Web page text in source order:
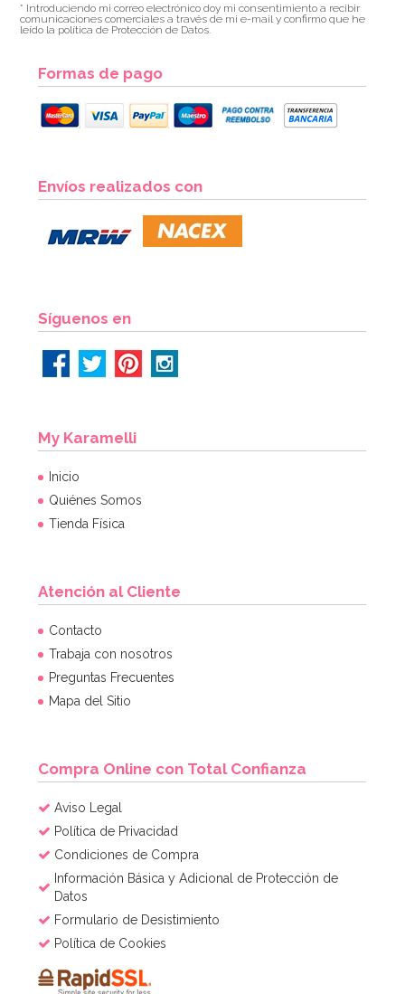
* Introduciendo mi correo electrónico doy mi consentimiento a recibir
comunicaciones comerciales a través de mi e-mail y confirmo que he
leído la política de Protección de Datos.
Formas de pago
Envíos realizados con
Síguenos en
My Karamelli
Inicio
Quiénes Somos
Tienda Física
Atención al Cliente
Contacto
Trabaja con nosotros
Preguntas Frecuentes
Mapa del Sitio
Compra Online con Total Confianza
Aviso Legal
Política de Privacidad
Condiciones de Compra
Información Básica y Adicional de Protección de
Datos
Formulario de Desistimiento
Política de Cookies